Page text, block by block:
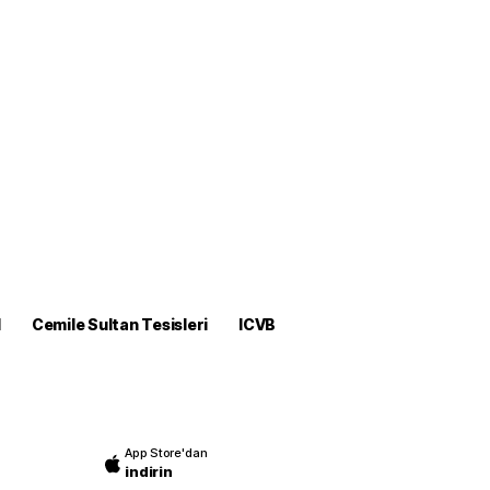
Cemile Sultan Tesisleri
ICVB
App Store'dan
indirin